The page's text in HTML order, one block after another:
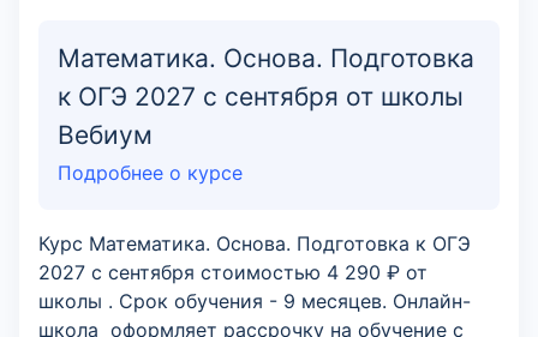
Математика. Основа. Подготовка
к ОГЭ 2027 с сентября от школы
Вебиум
Подробнее о курсе
Курс Математика. Основа. Подготовка к ОГЭ
2027 с сентября стоимостью 4 290 ₽ от
школы . Срок обучения - 9 месяцев. Онлайн-
школа оформляет рассрочку на обучение с